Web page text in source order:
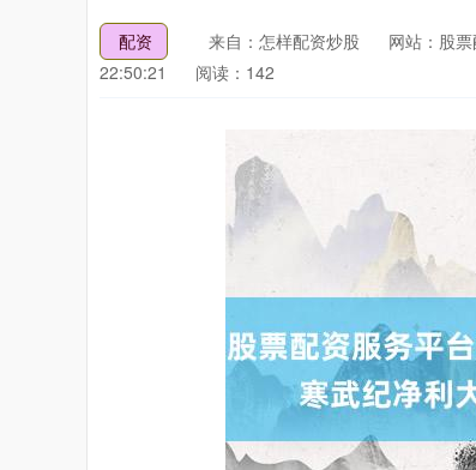
配资 来自：怎样配资炒股 网站：股
22:50:21
阅读：142